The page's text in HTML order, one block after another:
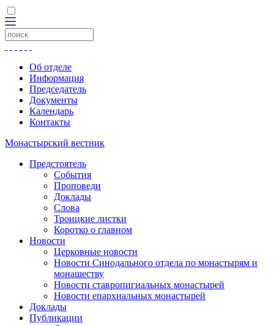
Об отделе
Информация
Председатель
Документы
Календарь
Контакты
Монастырский вестник
Предстоятель
События
Проповеди
Доклады
Слова
Троицкие листки
Коротко о главном
Новости
Церковные новости
Новости Синодального отдела по монастырям и
монашеству
Новости ставропигиальных монастырей
Новости епархиальных монастырей
Доклады
Публикации